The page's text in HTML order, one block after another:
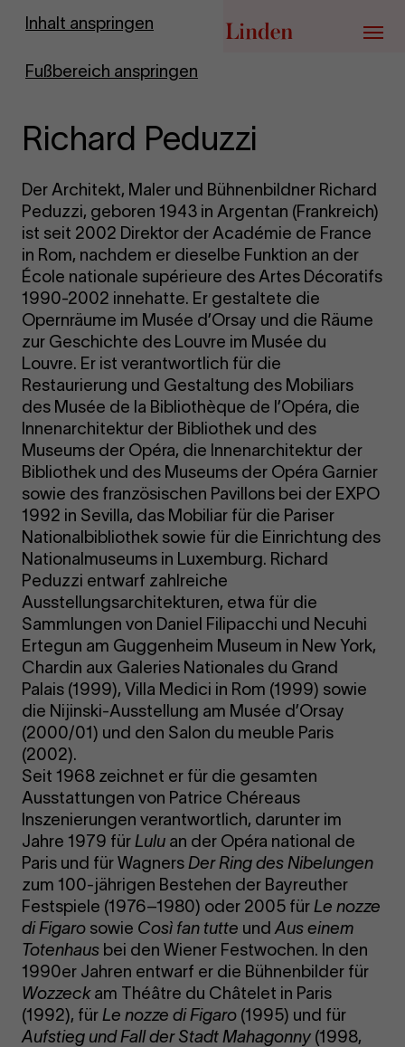
Inhalt anspringen
Fußbereich anspringen
Zur Startseite
Menü
Richard Peduzzi
Der Architekt, Maler und Bühnenbildner Richard
Peduzzi, geboren 1943 in Argentan (Frankreich)
ist seit 2002 Direktor der Académie de France
in Rom, nachdem er dieselbe Funktion an der
École nationale supérieure des Artes Décoratifs
1990-2002 innehatte. Er gestaltete die
Opernräume im Musée d’Orsay und die Räume
zur Geschichte des Louvre im Musée du
Louvre. Er ist verantwortlich für die
Restaurierung und Gestaltung des Mobiliars
des Musée de la Bibliothèque de l’Opéra, die
Innenarchitektur der Bibliothek und des
Museums der Opéra, die Innenarchitektur der
Bibliothek und des Museums der Opéra Garnier
sowie des französischen Pavillons bei der EXPO
1992 in Sevilla, das Mobiliar für die Pariser
Nationalbibliothek sowie für die Einrichtung des
Nationalmuseums in Luxemburg. Richard
Peduzzi entwarf zahlreiche
Ausstellungsarchitekturen, etwa für die
Sammlungen von Daniel Filipacchi und Necuhi
Ertegun am Guggenheim Museum in New York,
Chardin aux Galeries Nationales du Grand
Palais (1999), Villa Medici in Rom (1999) sowie
die Nijinski-Ausstellung am Musée d’Orsay
(2000/01) und den Salon du meuble Paris
(2002).
Seit 1968 zeichnet er für die gesamten
Ausstattungen von Patrice Chéreaus
Inszenierungen verantwortlich, darunter im
Jahre 1979 für Lulu an der Opéra national de
Paris und für Wagners Der Ring des Nibelungen
zum 100-jährigen Bestehen der Bayreuther
Festspiele (1976–1980) oder 2005 für Le nozze
di Figaro sowie Così fan tutte undAus einem
Totenhaus bei den Wiener Festwochen. In den
1990er Jahren entwarf er die Bühnenbilder für
Wozzeckam Théâtre du Châtelet in Paris
(1992), für Le nozze di Figaro (1995) und für
Aufstieg und Fall der Stadt Mahagonny (1998,